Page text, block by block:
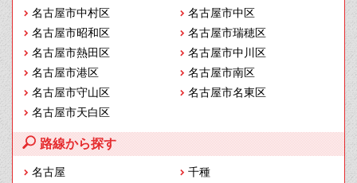
名古屋市中村区
名古屋市中区
名古屋市昭和区
名古屋市瑞穂区
名古屋市熱田区
名古屋市中川区
名古屋市港区
名古屋市南区
名古屋市守山区
名古屋市名東区
名古屋市天白区
路線から探す
名古屋
千種